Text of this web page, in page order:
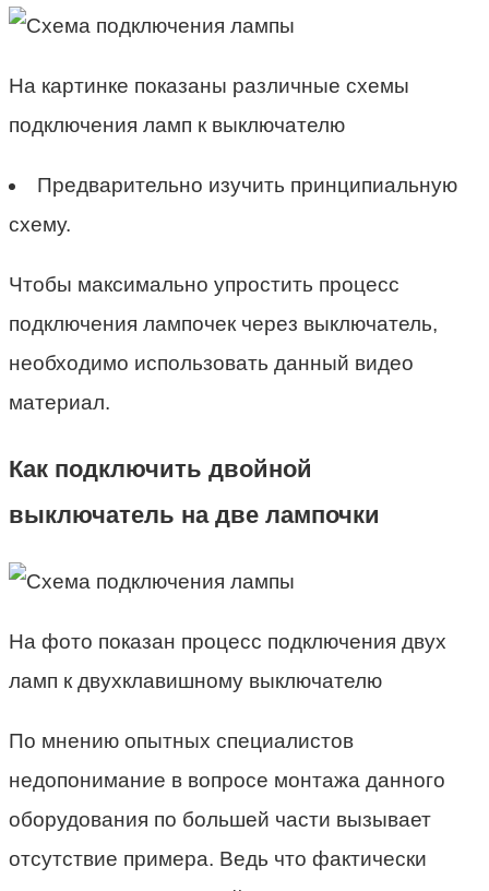
На картинке показаны различные схемы
подключения ламп к выключателю
Предварительно изучить принципиальную
схему.
Чтобы максимально упростить процесс
подключения лампочек через выключатель,
необходимо использовать данный видео
материал.
Как подключить двойной
выключатель на две лампочки
На фото показан процесс подключения двух
ламп к двухклавишному выключателю
По мнению опытных специалистов
недопонимание в вопросе монтажа данного
оборудования по большей части вызывает
отсутствие примера. Ведь что фактически